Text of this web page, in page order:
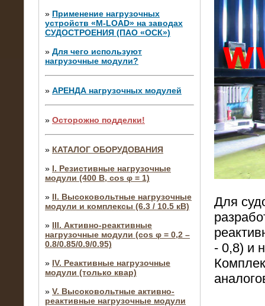
» Применение нагрузочных
устройств «M-LOAD» на заводах
СУДОСТРОЕНИЯ (ПАО «ОСК»)
» Для чего используют
нагрузочные модули?
» АРЕНДА нагрузочных модулей
» Осторожно подделки!
» КАТАЛОГ ОБОРУДОВАНИЯ
» I. Резистивные нагрузочные
модули (400 В, cos φ = 1)
» II. Высоковольтные нагрузочные
модули и комплексы (6.3 / 10.5 кВ)
» III. Активно-реактивные
нагрузочные модули (cos φ = 0,2 –
0.8/0.85/0.9/0.95)
» IV. Реактивные нагрузочные
модули (только квар)
» V. Высоковольтные активно-
реактивные нагрузочные модули
Для
- 0,8) и